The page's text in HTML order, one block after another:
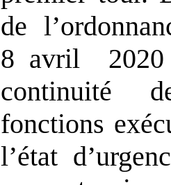
de
8 avril 2020
continuité
fonctions
l’état